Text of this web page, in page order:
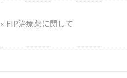
« FIP治療薬に関して